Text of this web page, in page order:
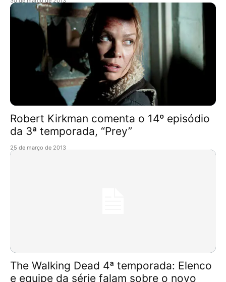
Robert Kirkman comenta o 14º episódio
da 3ª temporada, “Prey”
25 de março de 2013
The Walking Dead 4ª temporada: Elenco
e equipe da série falam sobre o novo